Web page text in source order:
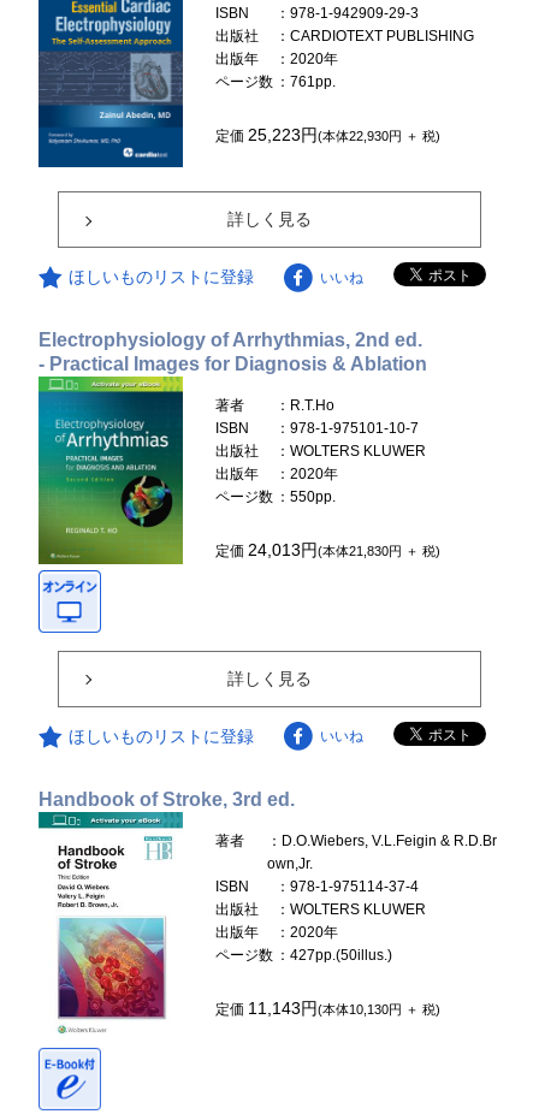
ISBN
：978-1-942909-29-3
出版社
：CARDIOTEXT PUBLISHING
出版年
：2020年
ページ数 ：761pp.
定価 25,223円(本体22,930円 ＋ 税)
詳しく見る
ほしいものリストに登録 いいね
Electrophysiology of Arrhythmias, 2nd ed.
- Practical Images for Diagnosis & Ablation
著者
：R.T.Ho
ISBN
：978-1-975101-10-7
出版社
：WOLTERS KLUWER
出版年
：2020年
ページ数 ：550pp.
定価24,013円(本体21,830円 ＋ 税)
詳しく見る
ほしいものリストに登録 いいね
Handbook of Stroke, 3rd ed.
著者
：D.O.Wiebers, V.L.Feigin & R.D.Br
own,Jr.
ISBN
：978-1-975114-37-4
出版社
：WOLTERS KLUWER
出版年
：2020年
ページ数 ：427pp.(50illus.)
定価 11,143円(本体10,130円 ＋ 税)